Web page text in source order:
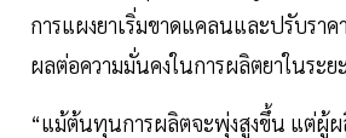
การแผงยาเริ่มขาดแคลนและปรับรา
ผลต่อความมั่นคงในการผลิตยาในระย
“แม้ต้นทุนการผลิตจะพุ่งสูงขึ้น แต่ผู้ผ